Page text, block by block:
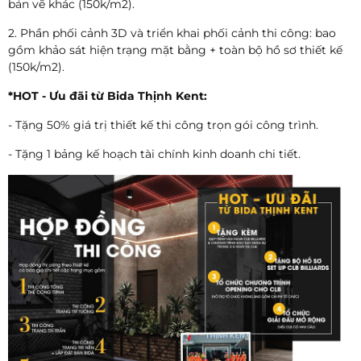
bản vẽ khác (150k/m2).
2. Phần phối cảnh 3D và triển khai phối cảnh thi công: bao
gồm khảo sát hiện trạng mặt bằng + toàn bộ hồ sơ thiết kế
(150k/m2).
*HOT - Ưu đãi từ Bida Thịnh Kent:
- Tặng 50% giá trị thiết kế thi công trọn gói công trình.
- Tặng 1 bảng kế hoạch tài chính kinh doanh chi tiết.